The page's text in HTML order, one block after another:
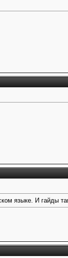
языке. И гайды